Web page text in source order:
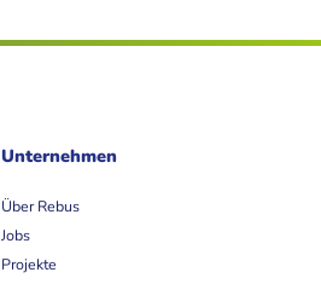
Unternehmen
Über Rebus
Jobs
Projekte